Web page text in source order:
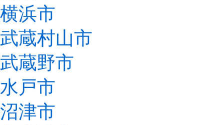
横浜市
武蔵村山市
武蔵野市
水戸市
沼津市